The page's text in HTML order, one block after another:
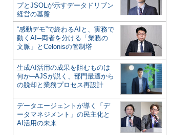
プとJSOLが示すデータドリブン
経営の基盤
“感動デモ”で終わるAIと、実務で
動くAI─両者を分ける「業務の
文脈」とCelonisの管制塔
生成AI活用の成果を阻むものは
何か─AJSが説く、部門最適から
の脱却と業務プロセス再設計
データエージェントが導く「デ
ータマネジメント」の民主化と
AI活用の未来